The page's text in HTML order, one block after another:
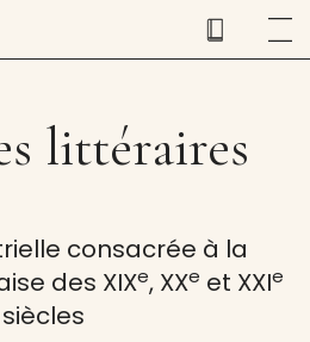
littéraires
consacrée à la
des XIXe, XXe et XXIe
siècles